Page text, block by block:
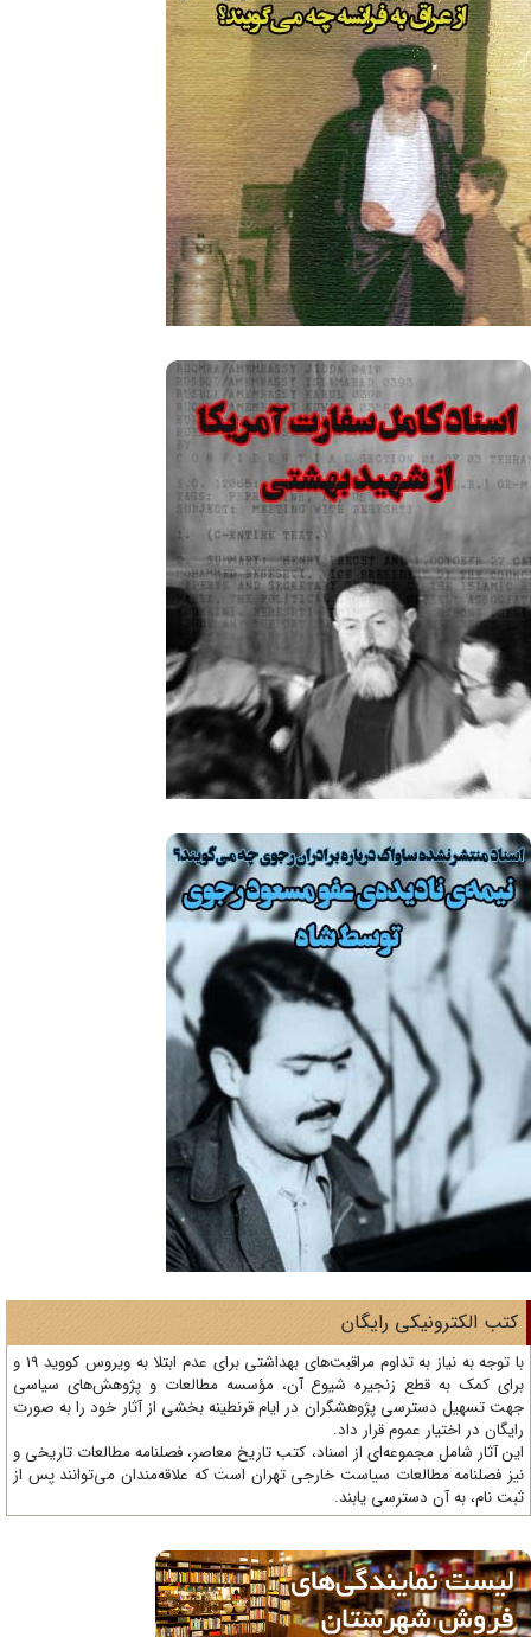
الکترونیکی رایگان
با توجه به نیاز به تداوم مراقبت‌های بهداشتی برای عدم ابتلا به ویروس کووید 19 و
کمک به قطع زنجیره شیوع آن، مؤسسه مطالعات و پژوهش‌های سیاسی
تسهیل دسترسی پژوهشگران در ایام قرنطینه بخشی از آثار خود را به صورت
در اختیار عموم قرار داد.
آثار شامل مجموعه‌ای از اسناد، کتب تاریخ معاصر، فصلنامه‌ مطالعات تاریخی و
فصلنامه مطالعات سیاست خارجی تهران است که علاقه‌مندان می‌توانند پس از
نام، به آن دسترسی یابند.